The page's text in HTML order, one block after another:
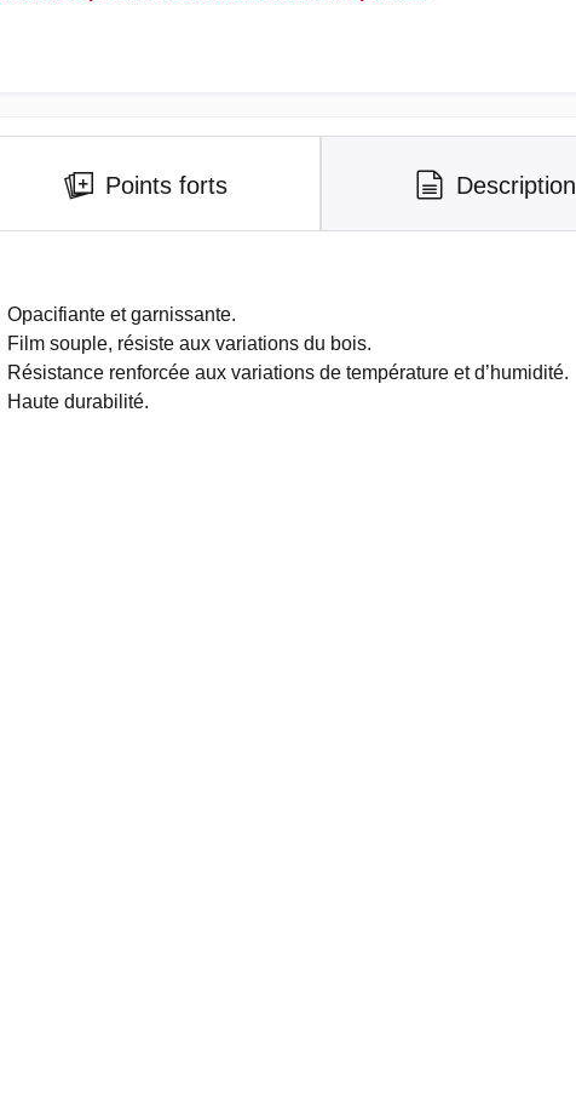
Points forts Description
Opacifiante et garnissante.
Film souple, résiste aux variations du bois.
Résistance renforcée aux variations de température et d’humidité.
Haute durabilité.